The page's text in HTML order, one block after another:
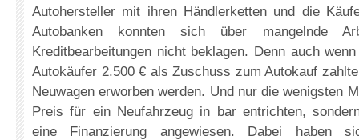
Autohersteller mit ihren Händlerketten und die
Autobanken konnten sich über mangelnde
Kreditbearbeitungen nicht beklagen. Denn auch
Autokäufer 2.500 € als Zuschuss zum Autokauf
Neuwagen erworben werden. Und nur die wenigsten
Preis für ein Neufahrzeug in bar entrichten,
eine Finanzierung angewiesen. Dabei haben